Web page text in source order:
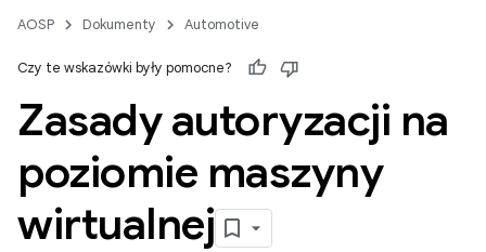
AOSP Dokumenty Automotive
Czy te wskazówki były pomocne?
Zasady autoryzacji na
poziomie maszyny
wirtualnej